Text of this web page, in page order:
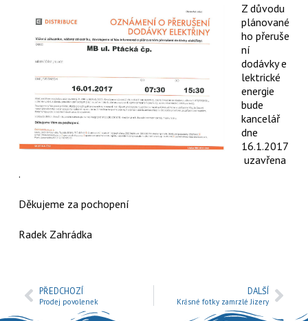
Z důvodu
plánované
ho přeruše
ní
dodávky e
lektrické
energie
bude
kancelář
dne
16.1.2017
uzavřena
.
Děkujeme za pochopení
Radek Zahrádka
PŘEDCHOZÍ
Prodej povolenek
DALŠÍ
Krásné fotky zamrzlé Jizery